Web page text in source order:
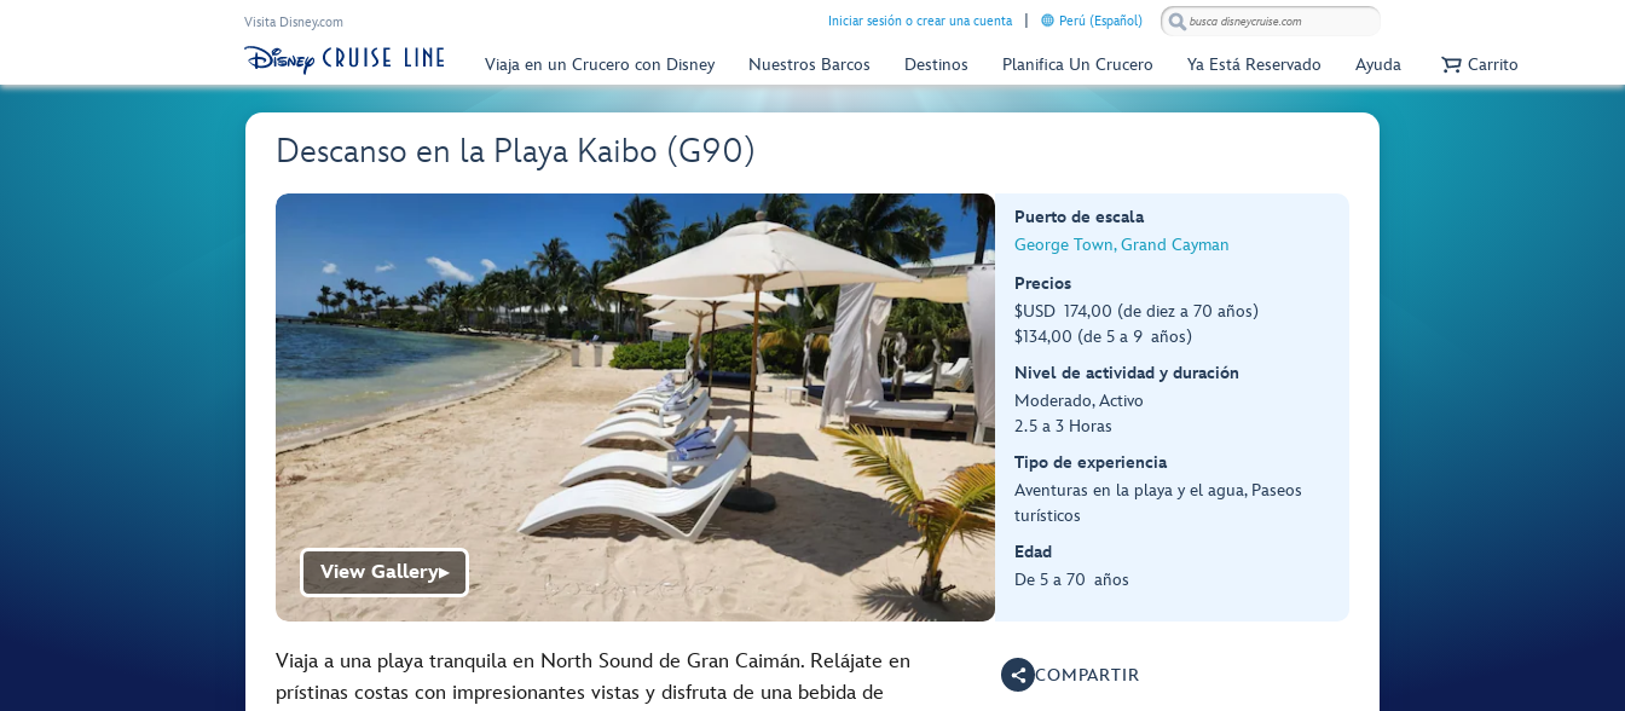
Visita Disney.com Iniciar sesión o crear una cuenta Perú (Español)
Viaja en un Crucero con Disney Nuestros Barcos Destinos Planifica Un Crucero Ya Está Reservado Ayuda Carrito
Descanso en la Playa Kaibo (G90)
View Gallery▶
Puerto de escala
George Town, Grand Cayman
Precios
$USD 174,00 (de diez a 70 años)
$134,00 (de 5 a 9 años)
Nivel de actividad y duración
Moderado, Activo
2.5 a 3 Horas
Tipo de experiencia
Aventuras en la playa y el agua, Paseos
turísticos
Edad
De 5 a 70 años
Viaja a una playa tranquila en North Sound de Gran Caimán. Relájate en
prístinas costas con impresionantes vistas y disfruta de una bebida de
COMPARTIR